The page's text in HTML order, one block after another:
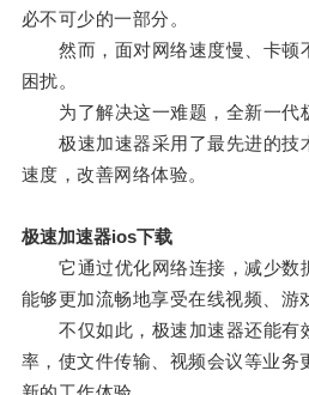
必不可少的一部分。
然而，面对网络速度慢、卡顿
困扰。
为了解决这一难题，全新一代
极速加速器采用了最先进的技
速度，改善网络体验。
极速加速器ios下载
它通过优化网络连接，减少数
能够更加流畅地享受在线视频、游
不仅如此，极速加速器还能有
率，使文件传输、视频会议等业务